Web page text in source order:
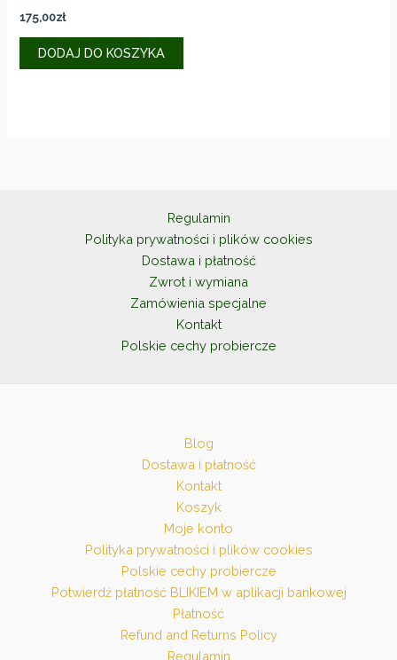
175,00zł
DODAJ DO KOSZYKA
Regulamin
Polityka prywatności i plików cookies
Dostawa i płatność
Zwrot i wymiana
Zamówienia specjalne
Kontakt
Polskie cechy probiercze
Blog
Dostawa i płatność
Kontakt
Koszyk
Moje konto
Polityka prywatności i plików cookies
Polskie cechy probiercze
Potwierdź płatność BLIKIEM w aplikacji bankowej
Płatność
Refund and Returns Policy
Regulamin